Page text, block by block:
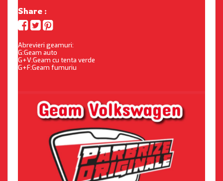
Share :
Abrevieri geamuri:
G:Geam auto
G+V:Geam cu tenta verde
G+F:Geam fumuriu